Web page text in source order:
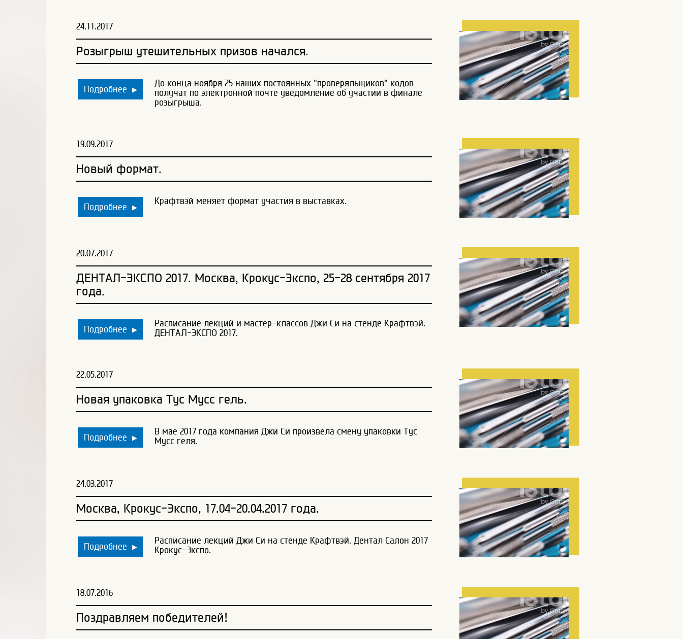
24.11.2017
Розыгрыш утешительных призов начался.
Подробнее ▶
До конца ноября 25 наших постоянных "проверяльщиков" кодов
получат по электронной почте уведомление об участии в финале
розыгрыша.
19.09.2017
Новый формат.
Подробнее ▶
Крафтвэй меняет формат участия в выставках.
20.07.2017
ДЕНТАЛ-ЭКСПО 2017. Москва, Крокус-Экспо, 25-28 сентября 2017
года.
Подробнее ▶
Расписание лекций и мастер-классов Джи Си на стенде Крафтвэй.
ДЕНТАЛ-ЭКСПО 2017.
22.05.2017
Новая упаковка Тус Мусс гель.
Подробнее ▶
В мае 2017 года компания Джи Си произвела смену упаковки Тус
Мусс геля.
24.03.2017
Москва, Крокус-Экспо, 17.04-20.04.2017 года.
Подробнее ▶
Расписание лекций Джи Си на стенде Крафтвэй. Дентал Салон 2017
Крокус-Экспо.
18.07.2016
Поздравляем победителей!